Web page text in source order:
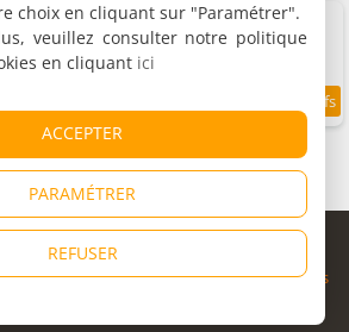
d'hôtes Ravine Bleue Étage
double, 2 personnes
9.9/10
© Copyright 1998 - 2026
|Confidentialité|CGU|Informations
choix en cliquant sur "Paramétrer".
veuillez consulter notre politique
en cliquant ici
ACCEPTER
PARAMÉTRER
REFUSER